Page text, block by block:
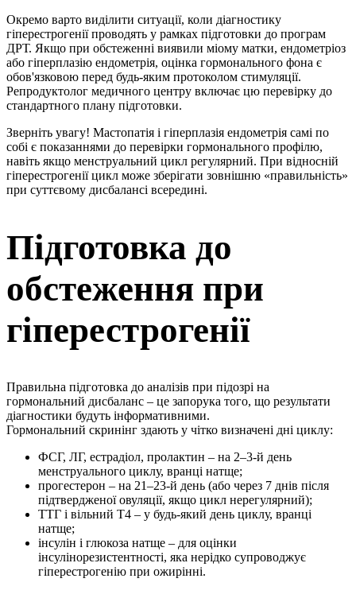
Окремо варто виділити ситуації, коли діагностику
гіперестрогенії проводять у рамках підготовки до програм
ДРТ. Якщо при обстеженні виявили міому матки, ендометріоз
або гіперплазію ендометрія, оцінка гормонального фона є
обов'язковою перед будь-яким протоколом стимуляції.
Репродуктолог медичного центру включає цю перевірку до
стандартного плану підготовки.
Зверніть увагу! Мастопатія і гіперплазія ендометрія самі по
собі є показаннями до перевірки гормонального профілю,
навіть якщо менструальний цикл регулярний. При відносній
гіперестрогенії цикл може зберігати зовнішню «правильність»
при суттєвому дисбалансі всередині.
Підготовка до
обстеження при
гіперестрогенії
Правильна підготовка до аналізів при підозрі на
гормональний дисбаланс – це запорука того, що результати
діагностики будуть інформативними.
Гормональний скринінг здають у чітко визначені дні циклу:
ФСГ, ЛГ, естрадіол, пролактин – на 2–3-й день
менструального циклу, вранці натще;
прогестерон – на 21–23-й день (або через 7 днів після
підтвердженої овуляції, якщо цикл нерегулярний);
ТТГ і вільний Т4 – у будь-який день циклу, вранці
натще;
інсулін і глюкоза натще – для оцінки
інсулінорезистентності, яка нерідко супроводжує
гіперестрогенію при ожирінні.